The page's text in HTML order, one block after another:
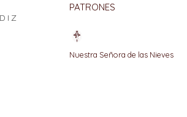
PATRONES
Nuestra Señora de las Nieves